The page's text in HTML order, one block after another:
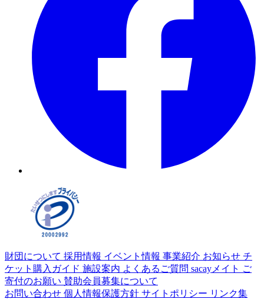
財団について 採用情報 イベント情報 事業紹介 お知らせ チ
ケット購入ガイド 施設案内 よくあるご質問 sacayメイト ご
寄付のお願い 賛助会員募集について
お問い合わせ 個人情報保護方針 サイトポリシー リンク集